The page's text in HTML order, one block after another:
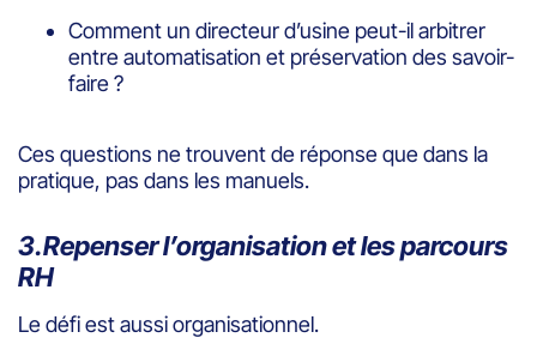
Comment un directeur d’usine peut-il arbitrer
entre automatisation et préservation des savoir-
faire ?
Ces questions ne trouvent de réponse que dans la
pratique, pas dans les manuels.
3.Repenser l’organisation et les parcours
RH
Le défi est aussi organisationnel.